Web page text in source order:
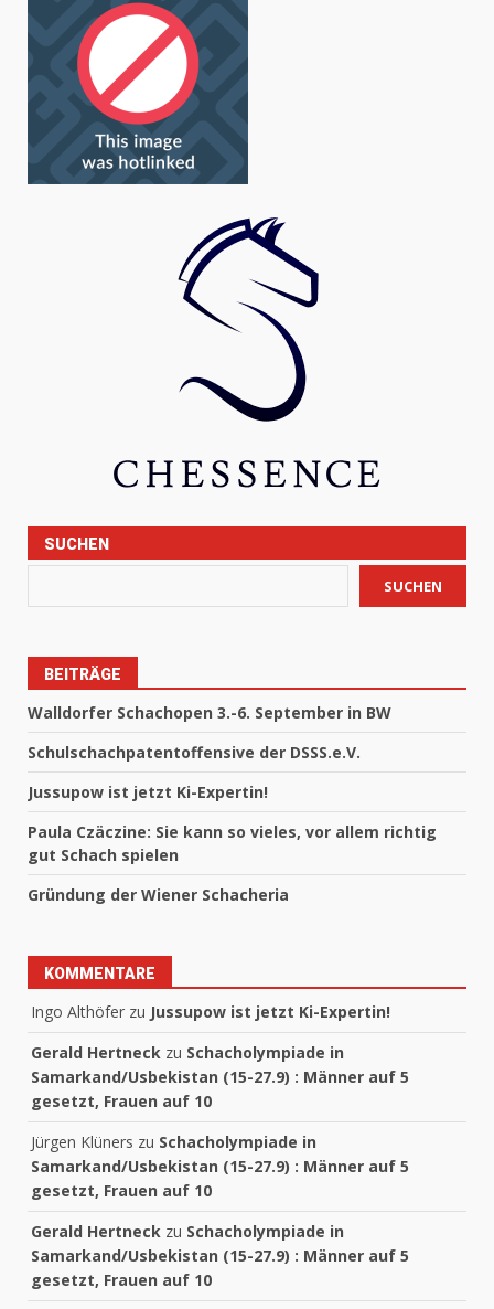
SUCHEN
SUCHEN
BEITRÄGE
Walldorfer Schachopen 3.-6. September in BW
Schulschachpatentoffensive der DSSS.e.V.
Jussupow ist jetzt Ki-Expertin!
Paula Czäczine: Sie kann so vieles, vor allem richtig
gut Schach spielen
Gründung der Wiener Schacheria
KOMMENTARE
Ingo Althöfer zu Jussupow ist jetzt Ki-Expertin!
Gerald Hertneck zu Schacholympiade in
Samarkand/Usbekistan (15-27.9) : Männer auf 5
gesetzt, Frauen auf 10
Jürgen Klüners zu Schacholympiade in
Samarkand/Usbekistan (15-27.9) : Männer auf 5
gesetzt, Frauen auf 10
Gerald Hertneck zu Schacholympiade in
Samarkand/Usbekistan (15-27.9) : Männer auf 5
gesetzt, Frauen auf 10